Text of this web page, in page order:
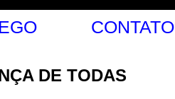
CONTATO
DE TODAS